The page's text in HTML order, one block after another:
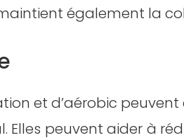
également la
et d’aérobic
peuvent aider à